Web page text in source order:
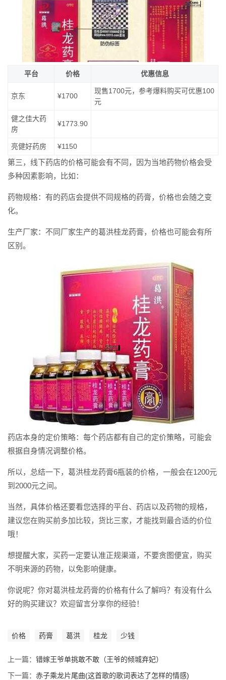
平台 价格 优惠信息
京东 ¥1700
现售1700元，参考爆料购买可优惠100
元
健之佳大药
房
¥1773.90
亮健好药房 ¥1150
第三，线下药店的价格可能会有不同，因为当地药物价格会受
多种因素影响，比如：
药物规格：有的药店会提供不同规格的药膏，价格也会随之变
化。
生产厂家：不同厂家生产的葛洪桂龙药膏，价格也可能会有所
区别。
药店本身的定价策略：每个药店都有自己的定价策略，可能会
根据自身情况调整价格。
所以，总结一下，葛洪桂龙药膏6瓶装的价格，一般会在1200元
到2000元之间。
当然，具体价格还要看您选择的平台、药店以及药物的规格，
建议您在购买前多加比较，货比三家，才能找到最合适的价位
哦！
想提醒大家，买药一定要认准正规渠道，不要贪图便宜，购买
不明来源的药物，以免影响健康。
你说呢？你对葛洪桂龙药膏的价格有什么了解吗？有没有什么
好的购买建议？欢迎留言分享你的经验！
价格 药膏 葛洪 桂龙 少钱
上一篇： 错嫁王爷单挑敢不敢（王爷的倾城弃妃）
下一篇： 赤子乘龙片尾曲(这首歌的歌词表达了怎样的情感)